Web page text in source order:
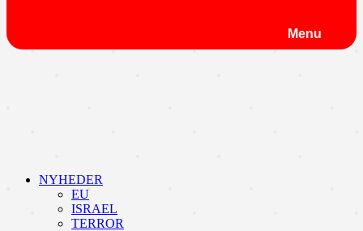
Menu
NYHEDER
EU
ISRAEL
TERROR